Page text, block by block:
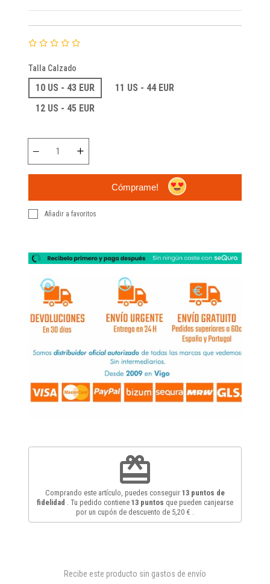
Talla Calzado
10 US - 43 EUR
11 US - 44 EUR
12 US - 45 EUR
Cómprame!
Añadir a favoritos
redeem
Comprando este artículo, puedes conseguir 13 puntos de
fidelidad
. Tu pedido contiene 13 puntos que pueden canjearse
por un cupón de descuento de 5,20 €
Recibe este producto sin gastos de envío